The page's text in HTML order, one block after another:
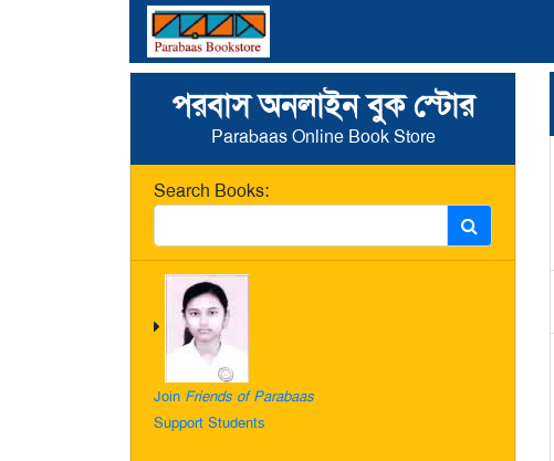
পরবাস অনলাইন বুক স্টোর
Parabaas Online Book Store
Search Books:
Join Friends of Parabaas
Support Students